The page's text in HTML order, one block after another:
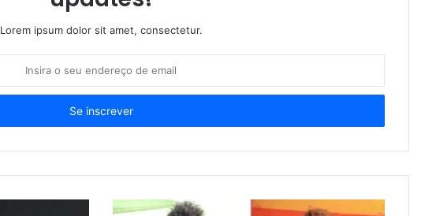
Lorem ipsum dolor sit amet, consectetur.